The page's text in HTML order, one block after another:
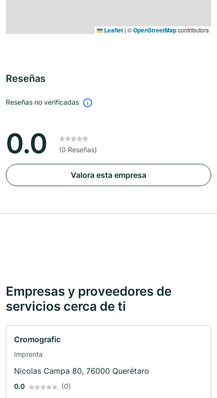
Leaflet | ©OpenStreetMapcontributors
Reseñas
Reseñas no verificadas
0.0 (0 Reseñas)
Valora esta empresa
Empresas y proveedores de
servicios cerca de ti
Cromografic
Imprenta
Nicolas Campa 80, 76000 Querétaro
0.0 (0)